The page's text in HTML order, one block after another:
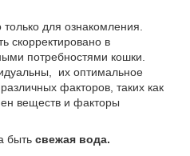
для ознакомления.
скорректировано в
потребностями кошки.
их оптимальное
факторов, таких как
веществ и факторы
быть свежая вода.